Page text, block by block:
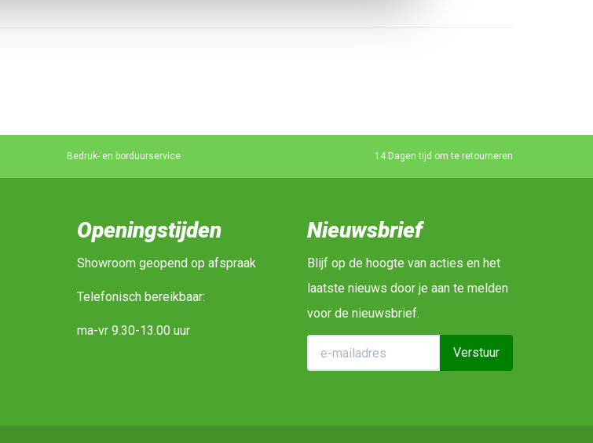
Bedruk- en borduurservice 14 Dagen tijd om te retourneren
Openingstijden
Showroom geopend op afspraak
Telefonisch bereikbaar:
ma-vr 9.30-13.00 uur
Nieuwsbrief
Blijf op de hoogte van acties en het
laatste nieuws door je aan te melden
voor de nieuwsbrief.
Verstuur